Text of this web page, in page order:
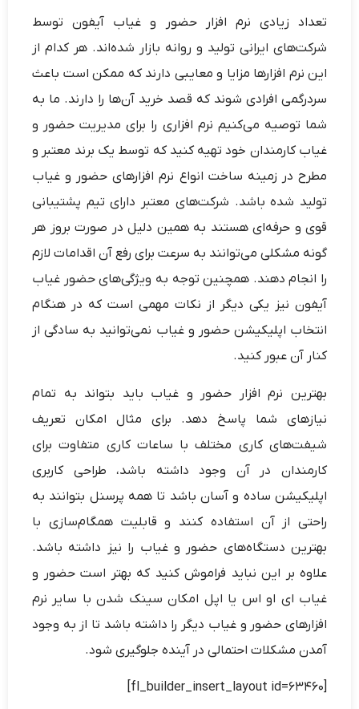
تعداد زیادی نرم افزار حضور و غیاب آیفون توسط
شرکت‌های ایرانی تولید و روانه بازار شده‌اند. هر کدام از
این نرم افزارها مزایا و معایبی دارند که ممکن است باعث
سردرگمی افرادی شوند که قصد خرید آن‌ها را دارند. ما به
شما توصیه می‌کنیم نرم ‌افزاری را برای مدیریت حضور و
غیاب کارمندان خود تهیه کنید که توسط یک برند معتبر و
مطرح در زمینه ساخت انواع نرم افزارهای حضور و غیاب
تولید شده باشد. شرکت‌های معتبر دارای تیم پشتیبانی
قوی و حرفه‌ای هستند به همین دلیل در صورت بروز هر
گونه مشکلی می‌توانند به سرعت برای رفع آن اقدامات لازم
را انجام دهند. همچنین توجه به ویژگی‌های حضور غیاب
آیفون نیز یکی دیگر از نکات مهمی است که در هنگام
انتخاب اپلیکیشن حضور و غیاب نمی‌توانید به سادگی از
کنار آن عبور کنید.
بهترین نرم افزار حضور و غیاب باید بتواند به تمام
نیازهای شما پاسخ دهد. برای مثال امکان تعریف
شیفت‌های کاری مختلف با ساعات کاری متفاوت برای
کارمندان در آن وجود داشته باشد، طراحی کاربری
اپلیکیشن ساده و آسان باشد تا همه پرسنل بتوانند به
راحتی از آن استفاده کنند و قابلیت همگام‌سازی با
بهترین دستگاه‌های حضور و غیاب را نیز داشته باشد.
علاوه بر این نباید فراموش کنید که بهتر است حضور و
غیاب ای او اس یا اپل امکان سینک شدن با سایر نرم
افزارهای حضور و غیاب دیگر را داشته باشد تا از به وجود
آمدن مشکلات احتمالی در آینده جلوگیری شود.
[fl_builder_insert_layout id=63460]